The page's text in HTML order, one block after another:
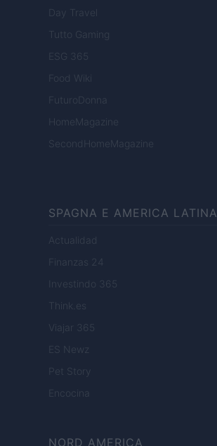
Day Travel
Tutto Gaming
ESG 365
Food Wiki
FuturoDonna
HomeMagazine
SecondHomeMagazine
SPAGNA E AMERICA LATINA
Actualidad
Finanzas 24
Investindo 365
Think.es
Viajar 365
ES Newz
Pet Story
Encocina
NORD AMERICA